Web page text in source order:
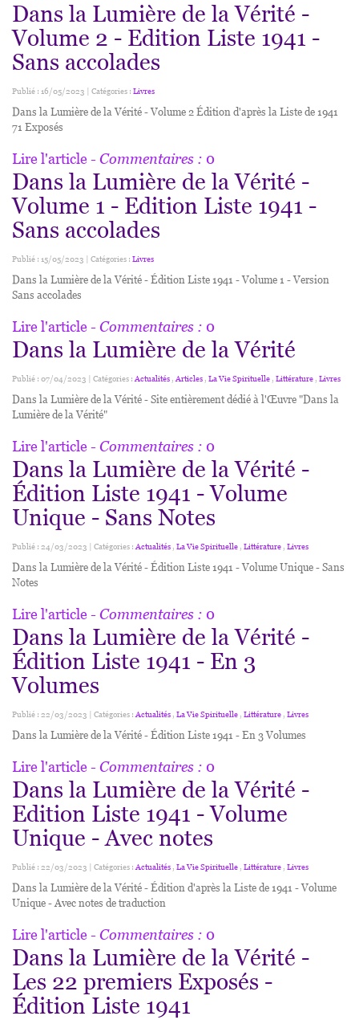
Dans la Lumière de la Vérité -
Volume 2 - Edition Liste 1941 -
Sans accolades
Publié : 16/05/2023 | Catégories : Livres
Dans la Lumière de la Vérité - Volume 2 Édition d'après la Liste de 1941
71 Exposés
Lire l'article- Commentaires : 0
Dans la Lumière de la Vérité -
Volume 1 - Edition Liste 1941 -
Sans accolades
Publié : 15/05/2023 | Catégories : Livres
Dans la Lumière de la Vérité - Édition Liste 1941 - Volume 1 - Version
Sans accolades
Lire l'article- Commentaires : 0
Dans la Lumière de la Vérité
Publié : 07/04/2023 | Catégories :Actualités ,Articles , La Vie Spirituelle , Littérature , Livres
Dans la Lumière de la Vérité - Site entièrement dédié à l'Œuvre "Dans la
Lumière de la Vérité"
Lire l'article- Commentaires : 0
Dans la Lumière de la Vérité -
Édition Liste 1941 - Volume
Unique - Sans Notes
Publié : 24/03/2023 | Catégories :Actualités , La Vie Spirituelle , Littérature , Livres
Dans la Lumière de la Vérité - Édition Liste 1941 - Volume Unique - Sans
Notes
Lire l'article- Commentaires : 0
Dans la Lumière de la Vérité -
Édition Liste 1941 - En 3
Volumes
Publié : 22/03/2023 | Catégories :Actualités , La Vie Spirituelle , Littérature , Livres
Dans la Lumière de la Vérité - Édition Liste 1941 - En 3 Volumes
Lire l'article- Commentaires : 0
Dans la Lumière de la Vérité -
Edition Liste 1941 - Volume
Unique - Avec notes
Publié : 22/03/2023 | Catégories :Actualités , La Vie Spirituelle , Littérature , Livres
Dans la Lumière de la Vérité - Édition d'après la Liste de 1941 - Volume
Unique - Avec notes de traduction
Lire l'article- Commentaires : 0
Dans la Lumière de la Vérité -
Les 22 premiers Exposés -
Édition Liste 1941